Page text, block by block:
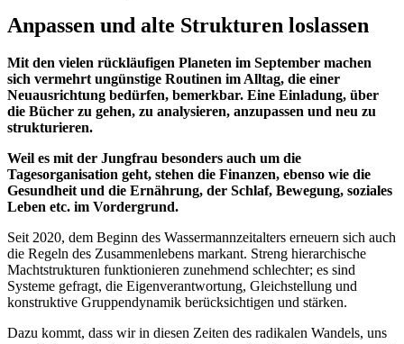
Anpassen und alte Strukturen loslassen
Mit den vielen rückläufigen Planeten im September machen
sich vermehrt ungünstige Routinen im Alltag, die einer
Neuausrichtung bedürfen, bemerkbar. Eine Einladung, über
die Bücher zu gehen, zu analysieren, anzupassen und neu zu
strukturieren.
Weil es mit der Jungfrau besonders auch um die
Tagesorganisation geht, stehen die Finanzen, ebenso wie die
Gesundheit und die Ernährung, der Schlaf, Bewegung, soziales
Leben etc. im Vordergrund.
Seit 2020, dem Beginn des Wassermannzeitalters erneuern sich auch
die Regeln des Zusammenlebens markant. Streng hierarchische
Machtstrukturen funktionieren zunehmend schlechter; es sind
Systeme gefragt, die Eigenverantwortung, Gleichstellung und
konstruktive Gruppendynamik berücksichtigen und stärken.
Dazu kommt, dass wir in diesen Zeiten des radikalen Wandels, uns